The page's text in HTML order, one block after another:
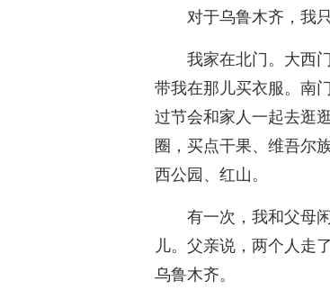
对于乌鲁木齐，我
我家在北门。大西
带我在那儿买衣服。南
过节会和家人一起去逛
圈，买点干果、维吾尔
西公园、红山。
有一次，我和父母
儿。父亲说，两个人走
乌鲁木齐。